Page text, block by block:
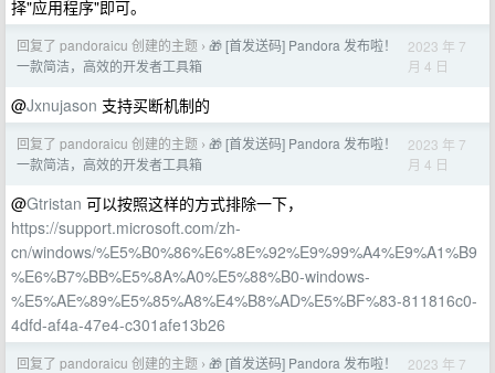
择"应用程序"即可。
回复了 pandoraicu 创建的主题 › 🎁 [首发送码] Pandora 发布啦！
一款简洁，高效的开发者工具箱
2023 年 7
月 4 日
@Jxnujason 支持买断机制的
回复了 pandoraicu 创建的主题 › 🎁 [首发送码] Pandora 发布啦！
一款简洁，高效的开发者工具箱
2023 年 7
月 4 日
@Gtristan 可以按照这样的方式排除一下，
https://support.microsoft.com/zh-
cn/windows/%E5%B0%86%E6%8E%92%E9%99%A4%E9%A1%B9
%E6%B7%BB%E5%8A%A0%E5%88%B0-windows-
%E5%AE%89%E5%85%A8%E4%B8%AD%E5%BF%83-811816c0-
4dfd-af4a-47e4-c301afe13b26
回复了 pandoraicu 创建的主题 › 🎁 [首发送码] Pandora 发布啦！
2023 年 7